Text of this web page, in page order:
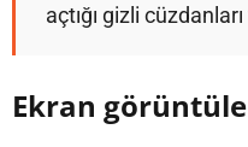
açtığı gizli
Ekran